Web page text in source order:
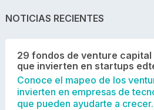
NOTICIAS RECIENTES
29 fondos de venture
que invierten en startups
Conoce el mapeo de los
invierten en empresas de
que pueden ayudarte a